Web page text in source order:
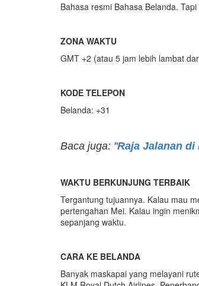
Bahasa resmi Bahasa Belanda.
ZONA WAKTU
GMT +2 (atau 5 jam lebih lambat
KODE TELEPON
Belanda: +31
Baca juga: "Raja Jalanan di
WAKTU BERKUNJUNG TERBAIK
Tergantung tujuannya. Kalau mau
pertengahan Mei. Kalau ingin
sepanjang waktu.
CARA KE BELANDA
Banyak maskapai yang melayani